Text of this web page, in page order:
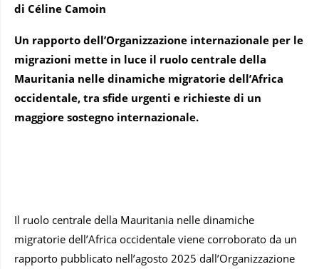
di Céline Camoin
Un rapporto dell’Organizzazione internazionale per le
migrazioni mette in luce il ruolo centrale della
Mauritania nelle dinamiche migratorie dell’Africa
occidentale, tra sfide urgenti e richieste di un
maggiore sostegno internazionale.
Il ruolo centrale della Mauritania nelle dinamiche
migratorie dell’Africa occidentale viene corroborato da un
rapporto pubblicato nell’agosto 2025 dall’Organizzazione